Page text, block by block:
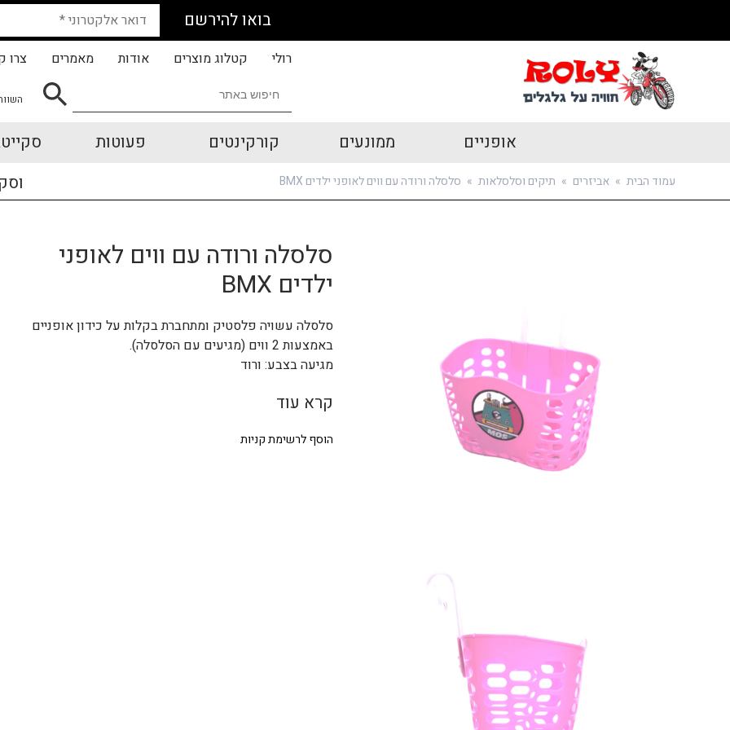
בואו להירשם
רולי קטלוג מוצרים אודות מאמרים צרו
אופניים ממונעים קורקינטים פעוטות
עמוד הבית » אביזרים » תיקים וסלסלאות » סלסלה ורודה עם ווים לאופני ילדים BMX
סלסלה ורודה עם ווים לאופני
ילדים BMX
סלסלה עשויה פלסטיק ומתחברת בקלות על כידון אופניים
באמצעות 2 ווים (מגיעים עם הסלסלה).
מגיעה בצבע: ורוד
קרא עוד
הוסף לרשימת קניות